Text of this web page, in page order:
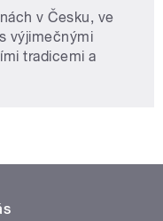
v Česku, ve
výjimečnými
tradicemi a